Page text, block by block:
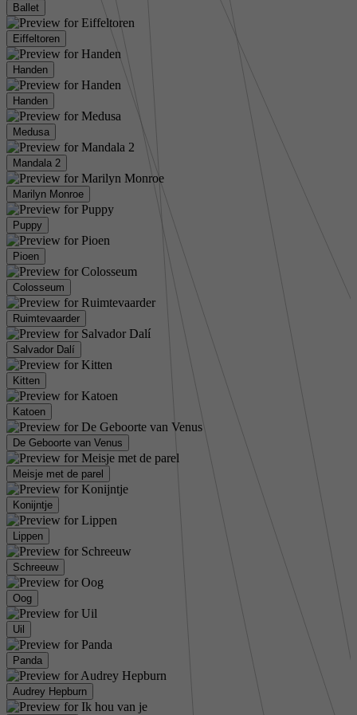
Ballet
Eiffeltoren
Handen
Handen
Medusa
Mandala 2
Marilyn Monroe
Puppy
Pioen
Colosseum
Ruimtevaarder
Salvador Dalí
Kitten
Katoen
De Geboorte van Venus
Meisje met de parel
Konijntje
Lippen
Schreeuw
Oog
Uil
Panda
Audrey Hepburn